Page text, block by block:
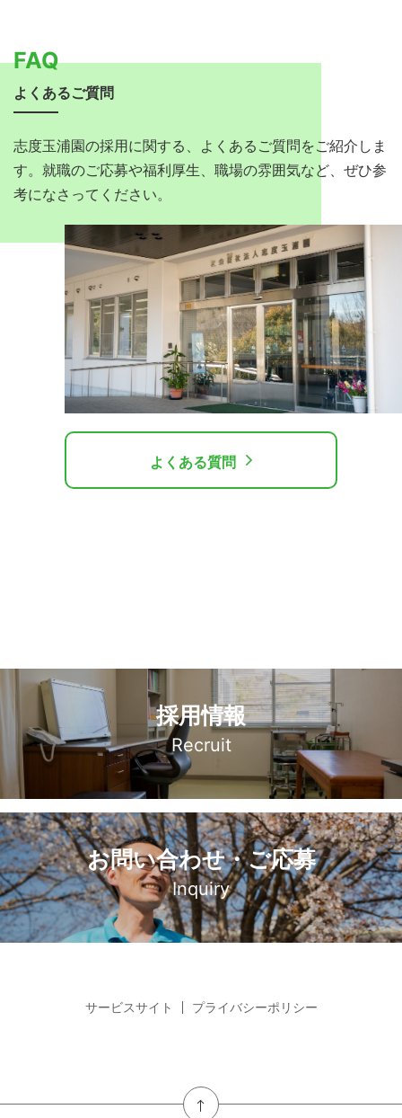
FAQ
よくあるご質問
志度玉浦園の採用に関する、よくあるご質問をご紹介しま
す。就職のご応募や福利厚生、職場の雰囲気など、ぜひ参
考になさってください。
よくある質問
採用情報
Recruit
お問い合わせ・ご応募
Inquiry
サービスサイト プライバシーポリシー